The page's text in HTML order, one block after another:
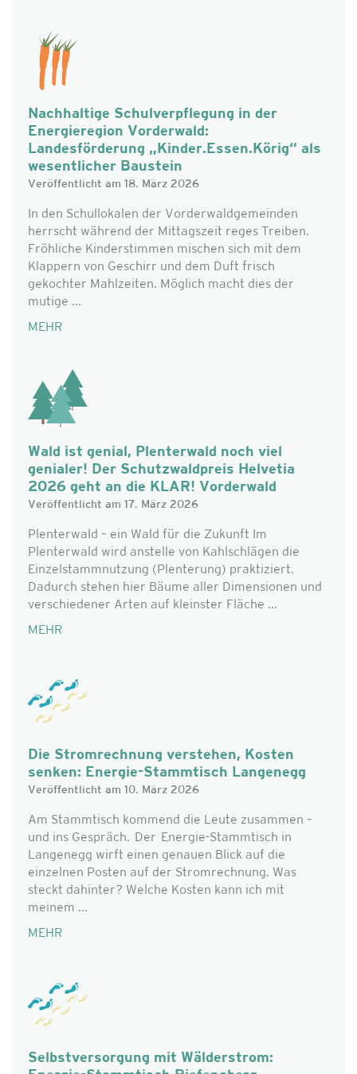
Nachhaltige Schulverpflegung in der
Energieregion Vorderwald:
Landesförderung „Kinder.Essen.Körig“ als
wesentlicher Baustein
Veröffentlicht am 18. März 2026
In den Schullokalen der Vorderwaldgemeinden
herrscht während der Mittagszeit reges Treiben.
Fröhliche Kinderstimmen mischen sich mit dem
Klappern von Geschirr und dem Duft frisch
gekochter Mahlzeiten. Möglich macht dies der
mutige ...
MEHR
Wald ist genial, Plenterwald noch viel
genialer! Der Schutzwaldpreis Helvetia
2026 geht an die KLAR! Vorderwald
Veröffentlicht am 17. März 2026
Plenterwald – ein Wald für die Zukunft Im
Plenterwald wird anstelle von Kahlschlägen die
Einzelstammnutzung (Plenterung) praktiziert.
Dadurch stehen hier Bäume aller Dimensionen und
verschiedener Arten auf kleinster Fläche ...
MEHR
Die Stromrechnung verstehen, Kosten
senken: Energie-Stammtisch Langenegg
Veröffentlicht am 10. März 2026
Am Stammtisch kommend die Leute zusammen –
und ins Gespräch. Der Energie-Stammtisch in
Langenegg wirft einen genauen Blick auf die
einzelnen Posten auf der Stromrechnung. Was
steckt dahinter? Welche Kosten kann ich mit
meinem ...
MEHR
Selbstversorgung mit Wälderstrom: